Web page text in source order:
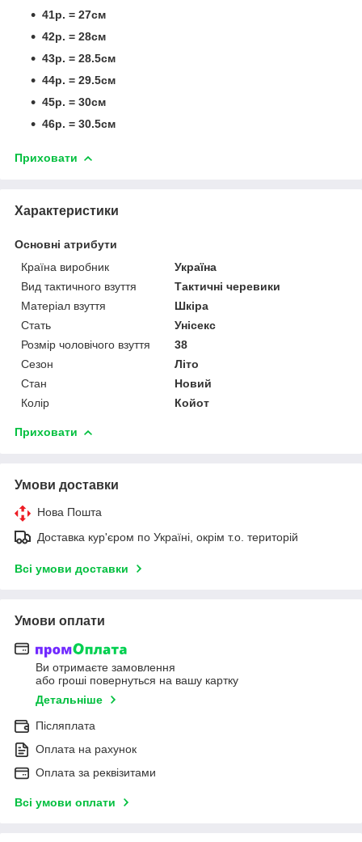
41р. = 27см
42р. = 28см
43р. = 28.5см
44р. = 29.5см
45р. = 30см
46р. = 30.5см
Приховати
Характеристики
Основні атрибути
Країна виробник
Україна
Вид тактичного взуття
Тактичні черевики
Матеріал взуття
Шкіра
Стать
Унісекс
Розмір чоловічого взуття
38
Сезон
Літо
Стан
Новий
Колір
Койот
Приховати
Умови доставки
Нова Пошта
Доставка кур'єром по Україні, окрім т.о. територій
Всі умови доставки
Умови оплати
Ви отримаєте замовлення
або гроші повернуться на вашу картку
Детальніше
Післяплата
Оплата на рахунок
Оплата за реквізитами
Всі умови оплати